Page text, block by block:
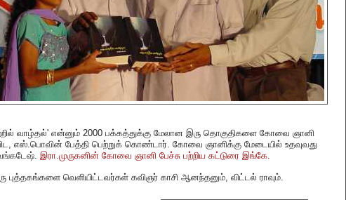
வாழ்தல்' என்னும் 2000 பக்கத்துக்கு மேலான இரு தொகுதிகளை கோவை ஞானி
எஸ்.பொவின் பேத்தி பெற்றுக் கொண்டார். கோவை ஞானிக்கு மேடையில் உதவுவது
இரா.முருகனின் கோவை ஞானி பேச்சு பற்றிய கட்டுரை இங்கே.
புத்தகங்களை வெளியிட்டவர்கள் கவிஞர் காசி ஆனந்தனும், விட்டல் ராவும்.